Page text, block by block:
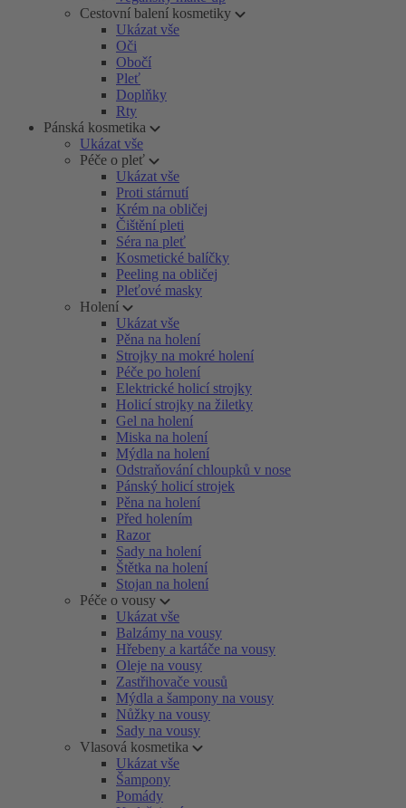
Cestovní balení kosmetiky
Ukázat vše
Oči
Obočí
Pleť
Doplňky
Rty
Pánská kosmetika
Ukázat vše
Péče o pleť
Ukázat vše
Proti stárnutí
Krém na obličej
Čištění pleti
Séra na pleť
Kosmetické balíčky
Peeling na obličej
Pleťové masky
Holení
Ukázat vše
Pěna na holení
Strojky na mokré holení
Péče po holení
Elektrické holicí strojky
Holicí strojky na žiletky
Gel na holení
Miska na holení
Mýdla na holení
Odstraňování chloupků v nose
Pánský holicí strojek
Pěna na holení
Před holením
Razor
Sady na holení
Štětka na holení
Stojan na holení
Péče o vousy
Ukázat vše
Balzámy na vousy
Hřebeny a kartáče na vousy
Oleje na vousy
Zastřihovače vousů
Mýdla a šampony na vousy
Nůžky na vousy
Sady na vousy
Vlasová kosmetika
Ukázat vše
Šampony
Pomády